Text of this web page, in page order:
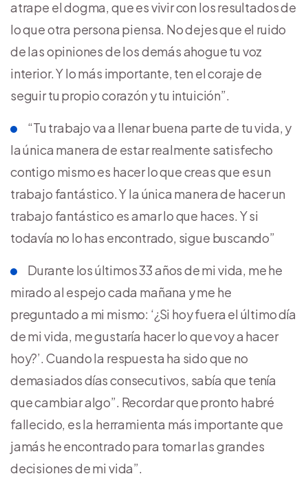
atrape el dogma, que es vivir con los resultados de
lo que otra persona piensa. No dejes que el ruido
de las opiniones de los demás ahogue tu voz
interior. Y lo más importante, ten el coraje de
seguir tu propio corazón y tu intuición”.
“Tu trabajo va a llenar buena parte de tu vida, y
la única manera de estar realmente satisfecho
contigo mismo es hacer lo que creas que es un
trabajo fantástico. Y la única manera de hacer un
trabajo fantástico es amar lo que haces. Y si
todavía no lo has encontrado, sigue buscando”
Durante los últimos 33 años de mi vida, me he
mirado al espejo cada mañana y me he
preguntado a mi mismo: ‘¿Si hoy fuera el último día
de mi vida, me gustaría hacer lo que voy a hacer
hoy?’. Cuando la respuesta ha sido que no
demasiados días consecutivos, sabía que tenía
que cambiar algo”. Recordar que pronto habré
fallecido, es la herramienta más importante que
jamás he encontrado para tomar las grandes
decisiones de mi vida”.